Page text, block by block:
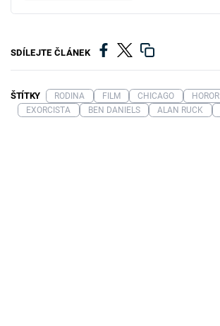
SDÍLEJTE ČLÁNEK
ŠTÍTKY RODINA FILM CHICAGO HOROR
EXORCISTA
BEN DANIELS ALAN RUCK